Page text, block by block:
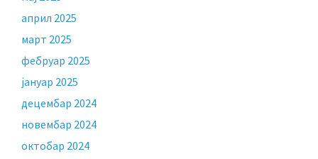
април 2025
март 2025
фебруар 2025
јануар 2025
децембар 2024
новембар 2024
октобар 2024